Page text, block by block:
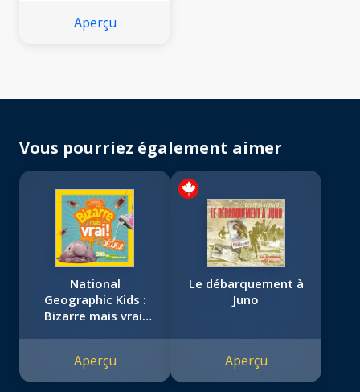
Aperçu
Vous pourriez également aimer
National
Geographic Kids :
Bizarre mais vrai!
Aperçu
Le débarquement à
Juno
Aperçu